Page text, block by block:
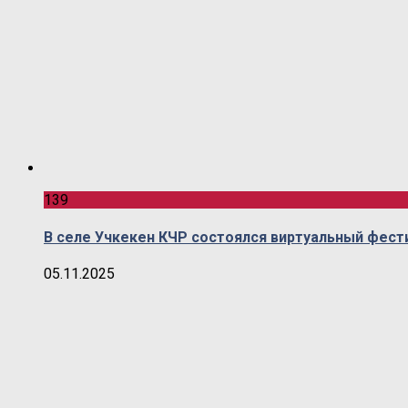
139
В селе Учкекен КЧР состоялся виртуальный
05.11.2025